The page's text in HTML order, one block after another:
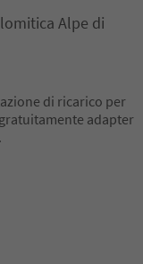
Alpe di
di ricarico per
adapter